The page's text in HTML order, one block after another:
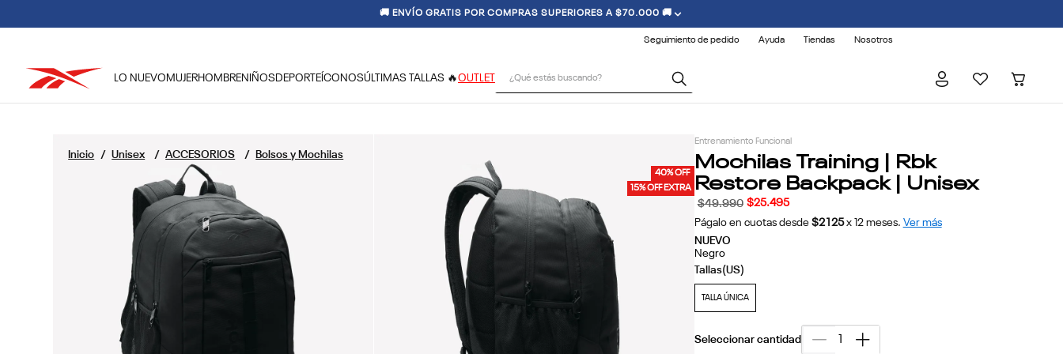
Seguimiento de pedido Ayuda Tiendas Nosotros
LO NUEVO MUJERHOMBRENIÑOSDEPORTE ÍCONOSÚLTIMAS TALLAS 🔥OUTLET
40% OFF
15% OFF EXTRA
Unisex ACCESORIOS Bolsos y Mochilas
Entrenamiento Funcional
Mochilas Training | Rbk
Restore Backpack | Unisex
$49.990 $25.495
Págalo en cuotas desde $2125 x 12meses. Ver más
NUEVO
Negro
TALLA ÚNICA
2.
club c
3.
reebok hombre
4.
training
.
classic
polerón